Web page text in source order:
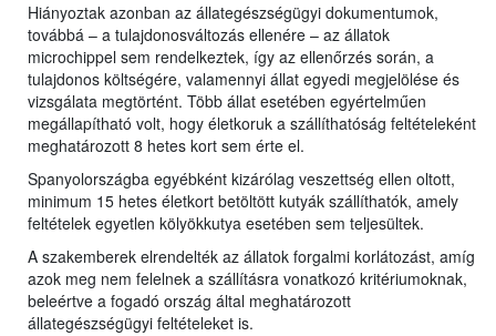
Hiányoztak azonban az állategészségügyi dokumentumok,
továbbá – a tulajdonosváltozás ellenére – az állatok
microchippel sem rendelkeztek, így az ellenőrzés során, a
tulajdonos költségére, valamennyi állat egyedi megjelölése és
vizsgálata megtörtént. Több állat esetében egyértelműen
megállapítható volt, hogy életkoruk a szállíthatóság feltételeként
meghatározott 8 hetes kort sem érte el.
Spanyolországba egyébként kizárólag veszettség ellen oltott,
minimum 15 hetes életkort betöltött kutyák szállíthatók, amely
feltételek egyetlen kölyökkutya esetében sem teljesültek.
A szakemberek elrendelték az állatok forgalmi korlátozást, amíg
azok meg nem felelnek a szállításra vonatkozó kritériumoknak,
beleértve a fogadó ország által meghatározott
állategészségügyi feltételeket is.